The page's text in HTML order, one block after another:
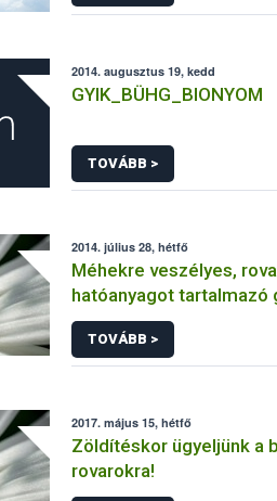
2014. augusztus 19, kedd
GYIK_BÜHG_BIONYOM
TOVÁBB >
2014. július 28, hétfő
Méhekre veszélyes,
hatóanyagot tartalmazó
növényvédő szert vont ki
forgalomból a NÉBIH
TOVÁBB >
2017. május 15, hétfő
Zöldítéskor ügyeljünk a
rovarokra!